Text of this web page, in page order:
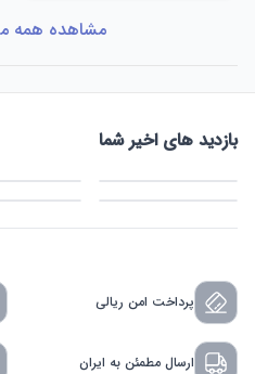
مشاهده همه
بازدید های اخیر شما
پرداخت امن ریالی
ارسال مطمئن به ایران